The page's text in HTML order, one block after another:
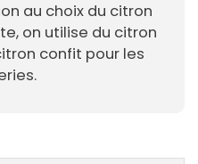
au choix du citron
on utilise du citron
confit pour les